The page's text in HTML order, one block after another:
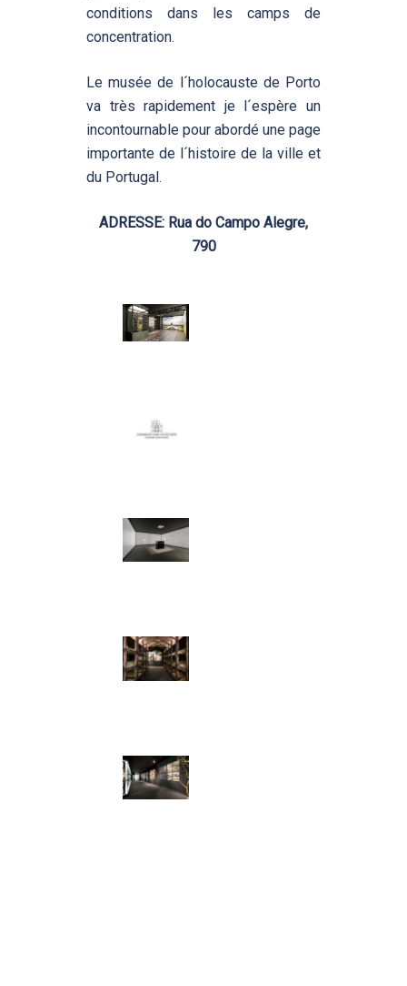
conditions dans les camps de
concentration.
Le musée de l´holocauste de Porto
va très rapidement je l´espère un
incontournable pour abordé une page
importante de l´histoire de la ville et
du Portugal.
ADRESSE: Rua do Campo Alegre,
790